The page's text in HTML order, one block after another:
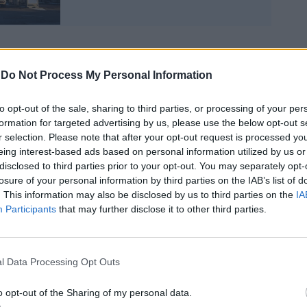
Do Not Process My Personal Information
opt-out of the sale, sharing to third parties, or processing of your
for targeted advertising by us, please use the below opt-out
selection. Please note that after your opt-out request is processed
interest-based ads based on personal information utilized by us
to third parties prior to your opt-out. You may separately
of your personal information by third parties on the IAB’s list of
This information may also be disclosed by us to third parties on the
Participants that may further disclose it to other third parties.
Data Processing Opt Outs
opt-out of the Sharing of my personal data.
contestato in sede di avvio, le
dalla compagnia aerea sulle
al check-in online potevano
perché non informavano
i consumatori sul periodo di
del servizio e sul possibile aggravio di
di mancato check-in online entro il
fissato da Ryanair. Inoltre
priorità e bagaglio a mano,
tutti i consumatori che nello stesso